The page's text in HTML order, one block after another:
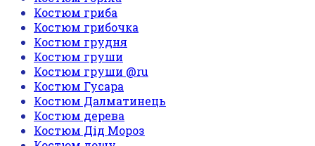
Костюм гриба
Костюм грибочка
Костюм грудня
Костюм груши
Костюм груши @ru
Костюм Гусара
Костюм Далматинець
Костюм дерева
Костюм Дід Мороз